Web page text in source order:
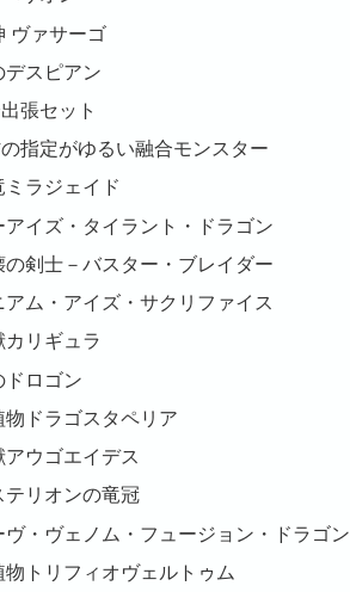
ヴァサーゴ
デスピアン
張セット
指定がゆるい融合モンスター
ミラジェイド
アイズ・タイラント・ドラゴン
の剣士－バスター・ブレイダー
アム・アイズ・サクリファイス
カリギュラ
ドロゴン
物ドラゴスタペリア
アウゴエイデス
テリオンの竜冠
ヴ・ヴェノム・フュージョン・ドラゴン
物トリフィオヴェルトゥム